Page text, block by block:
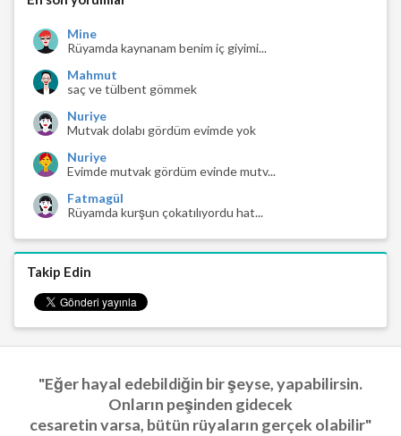
Mine
Rüyamda kaynanam benim iç giyimi...
Mahmut
saç ve tülbent gömmek
Nuriye
Mutvak dolabı gördüm evimde yok
Nuriye
Evimde mutvak gördüm evinde mutv...
Fatmagül
Rüyamda kurşun çokatılıyordu hat...
Takip Edin
"Eğer hayal edebildiğin bir şeyse, yapabilirsin.
Onların peşinden gidecek
cesaretin varsa, bütün rüyaların gerçek olabilir"